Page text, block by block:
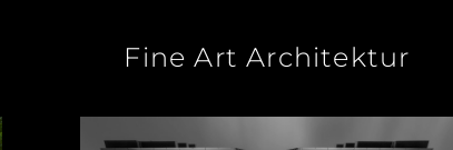
Fine Art Architektur